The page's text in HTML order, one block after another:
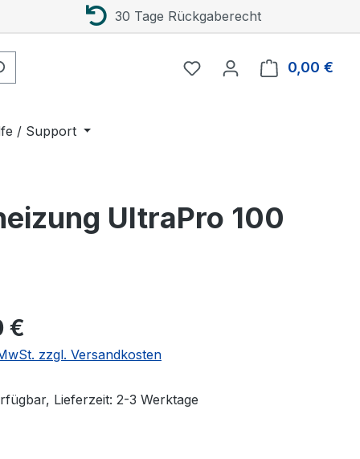
30 Tage Rückgaberecht
0,00 €
/ Support
UltraPro 100
€
zzgl. Versandkosten
Lieferzeit: 2-3 Werktage